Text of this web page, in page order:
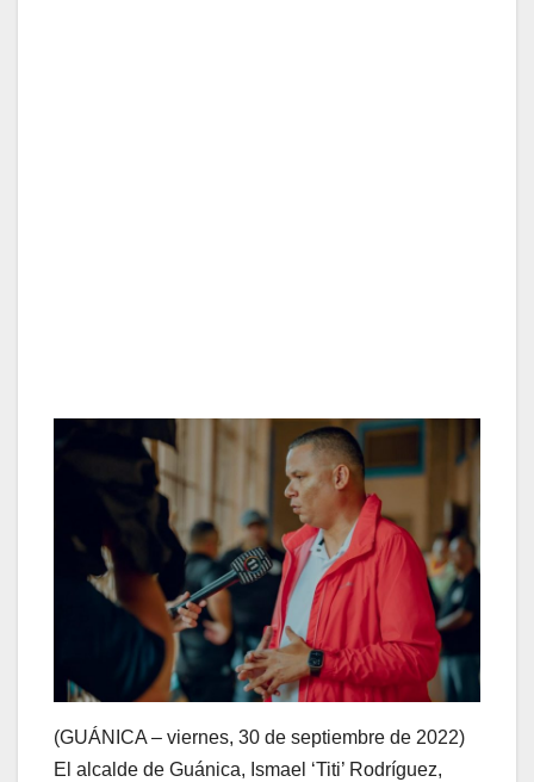
(GUÁNICA – viernes, 30 de septiembre de 2022)
El alcalde de Guánica, Ismael ‘Titi’ Rodríguez,